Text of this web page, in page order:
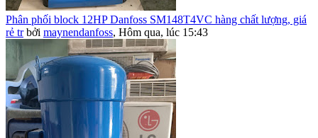
Phân phối block 12HP Danfoss SM148T4VC hàng chất lượng, giá
rẻ tr bởi maynendanfoss, Hôm qua, lúc 15:43